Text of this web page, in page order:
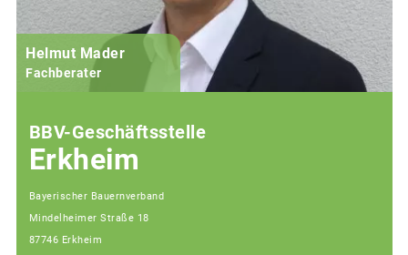
Helmut Mader
Fachberater
BBV-Geschäftsstelle
Erkheim
Bayerischer Bauernverband
Mindelheimer Straße 18
87746 Erkheim